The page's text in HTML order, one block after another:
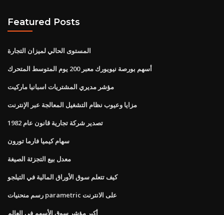
Featured Posts
المستوى الحالي لميزان التجارة
أسهم بورصة نيويورك معبر 200 يوم المتوسط ​​المتحرك
مؤشر مديري المشتريات اسبانيا ماركيت
مزايا وعيوب نظام التشغيل المعالجة عبر الإنترنت
تصدير شركة تجارية قانون عام 1982
سهام كيميا فارما تورون
معدل بيع التجزئة الصيغة
كيف تتعلم سوق الأوراق المالية في التيلجو
رسم منحنيات parametric على الانترنت
أكبر مؤشر سوق الأسهم في العالم